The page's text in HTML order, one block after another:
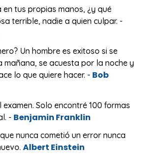
en tus propias manos, ¿y qué
terrible, nadie a quien culpar. -
Un hombre es exitoso si se
mañana, se acuesta por la noche y
lo que quiere hacer. - Bob
Solo encontré 100 formas
- Benjamin Franklin
nunca cometió un error nunca
Albert Einstein